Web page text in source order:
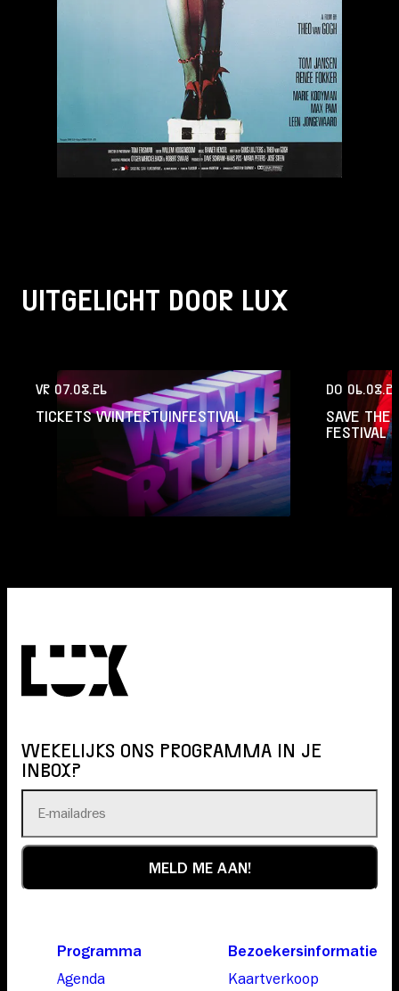
UITGELICHT DOOR LUX
VR 07.08.26
TICKETS WINTERTUINFESTIVAL
DO
SAVE THE
FESTIVAL
WEKELIJKS ONS PROGRAMMA IN JE
INBOX?
Programma
Agenda
Bezoekersinformatie
Kaartverkoop